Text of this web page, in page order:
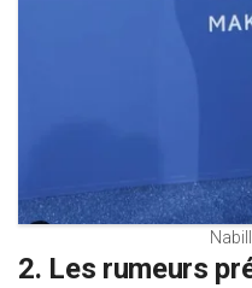
2. Les rumeurs